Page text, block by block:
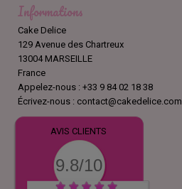
Informations
Cake Delice
129 Avenue des Chartreux
13004 MARSEILLE
France
Appelez-nous : +33 9 84 02 18 38
Écrivez-nous : contact@cakedelice.com
AVIS CLIENTS
9.8/10